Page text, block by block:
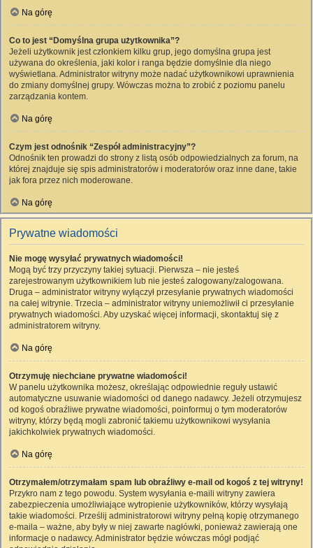
Na górę
Co to jest “Domyślna grupa użytkownika”?
Jeżeli użytkownik jest członkiem kilku grup, jego domyślna grupa jest
używana do określenia, jaki kolor i ranga będzie domyślnie dla niego
wyświetlana. Administrator witryny może nadać użytkownikowi uprawnienia
do zmiany domyślnej grupy. Wówczas można to zrobić z poziomu panelu
zarządzania kontem.
Na górę
Czym jest odnośnik “Zespół administracyjny”?
Odnośnik ten prowadzi do strony z listą osób odpowiedzialnych za forum, na
której znajduje się spis administratorów i moderatorów oraz inne dane, takie
jak fora przez nich moderowane.
Na górę
Prywatne wiadomości
Nie mogę wysyłać prywatnych wiadomości!
Mogą być trzy przyczyny takiej sytuacji. Pierwsza – nie jesteś
zarejestrowanym użytkownikiem lub nie jesteś zalogowany/zalogowana.
Druga – administrator witryny wyłączył przesyłanie prywatnych wiadomości
na całej witrynie. Trzecia – administrator witryny uniemożliwił ci przesyłanie
prywatnych wiadomości. Aby uzyskać więcej informacji, skontaktuj się z
administratorem witryny.
Na górę
Otrzymuję niechciane prywatne wiadomości!
W panelu użytkownika możesz, określając odpowiednie reguły ustawić
automatyczne usuwanie wiadomości od danego nadawcy. Jeżeli otrzymujesz
od kogoś obraźliwe prywatne wiadomości, poinformuj o tym moderatorów
witryny, którzy będą mogli zabronić takiemu użytkownikowi wysyłania
jakichkolwiek prywatnych wiadomości.
Na górę
Otrzymałem/otrzymałam spam lub obraźliwy e-mail od kogoś z tej witryny!
Przykro nam z tego powodu. System wysyłania e-maili witryny zawiera
zabezpieczenia umożliwiające wytropienie użytkowników, którzy wysyłają
takie wiadomości. Prześlij administratorowi witryny pełną kopię otrzymanego
e-maila – ważne, aby były w niej zawarte nagłówki, ponieważ zawierają one
informacje o nadawcy. Administrator będzie wówczas mógł podjąć